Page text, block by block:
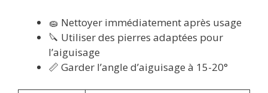
🧽 Nettoyer immédiatement après usage
🔪 Utiliser des pierres adaptées pour
l’aiguisage
📏 Garder l’angle d’aiguisage à 15-20°